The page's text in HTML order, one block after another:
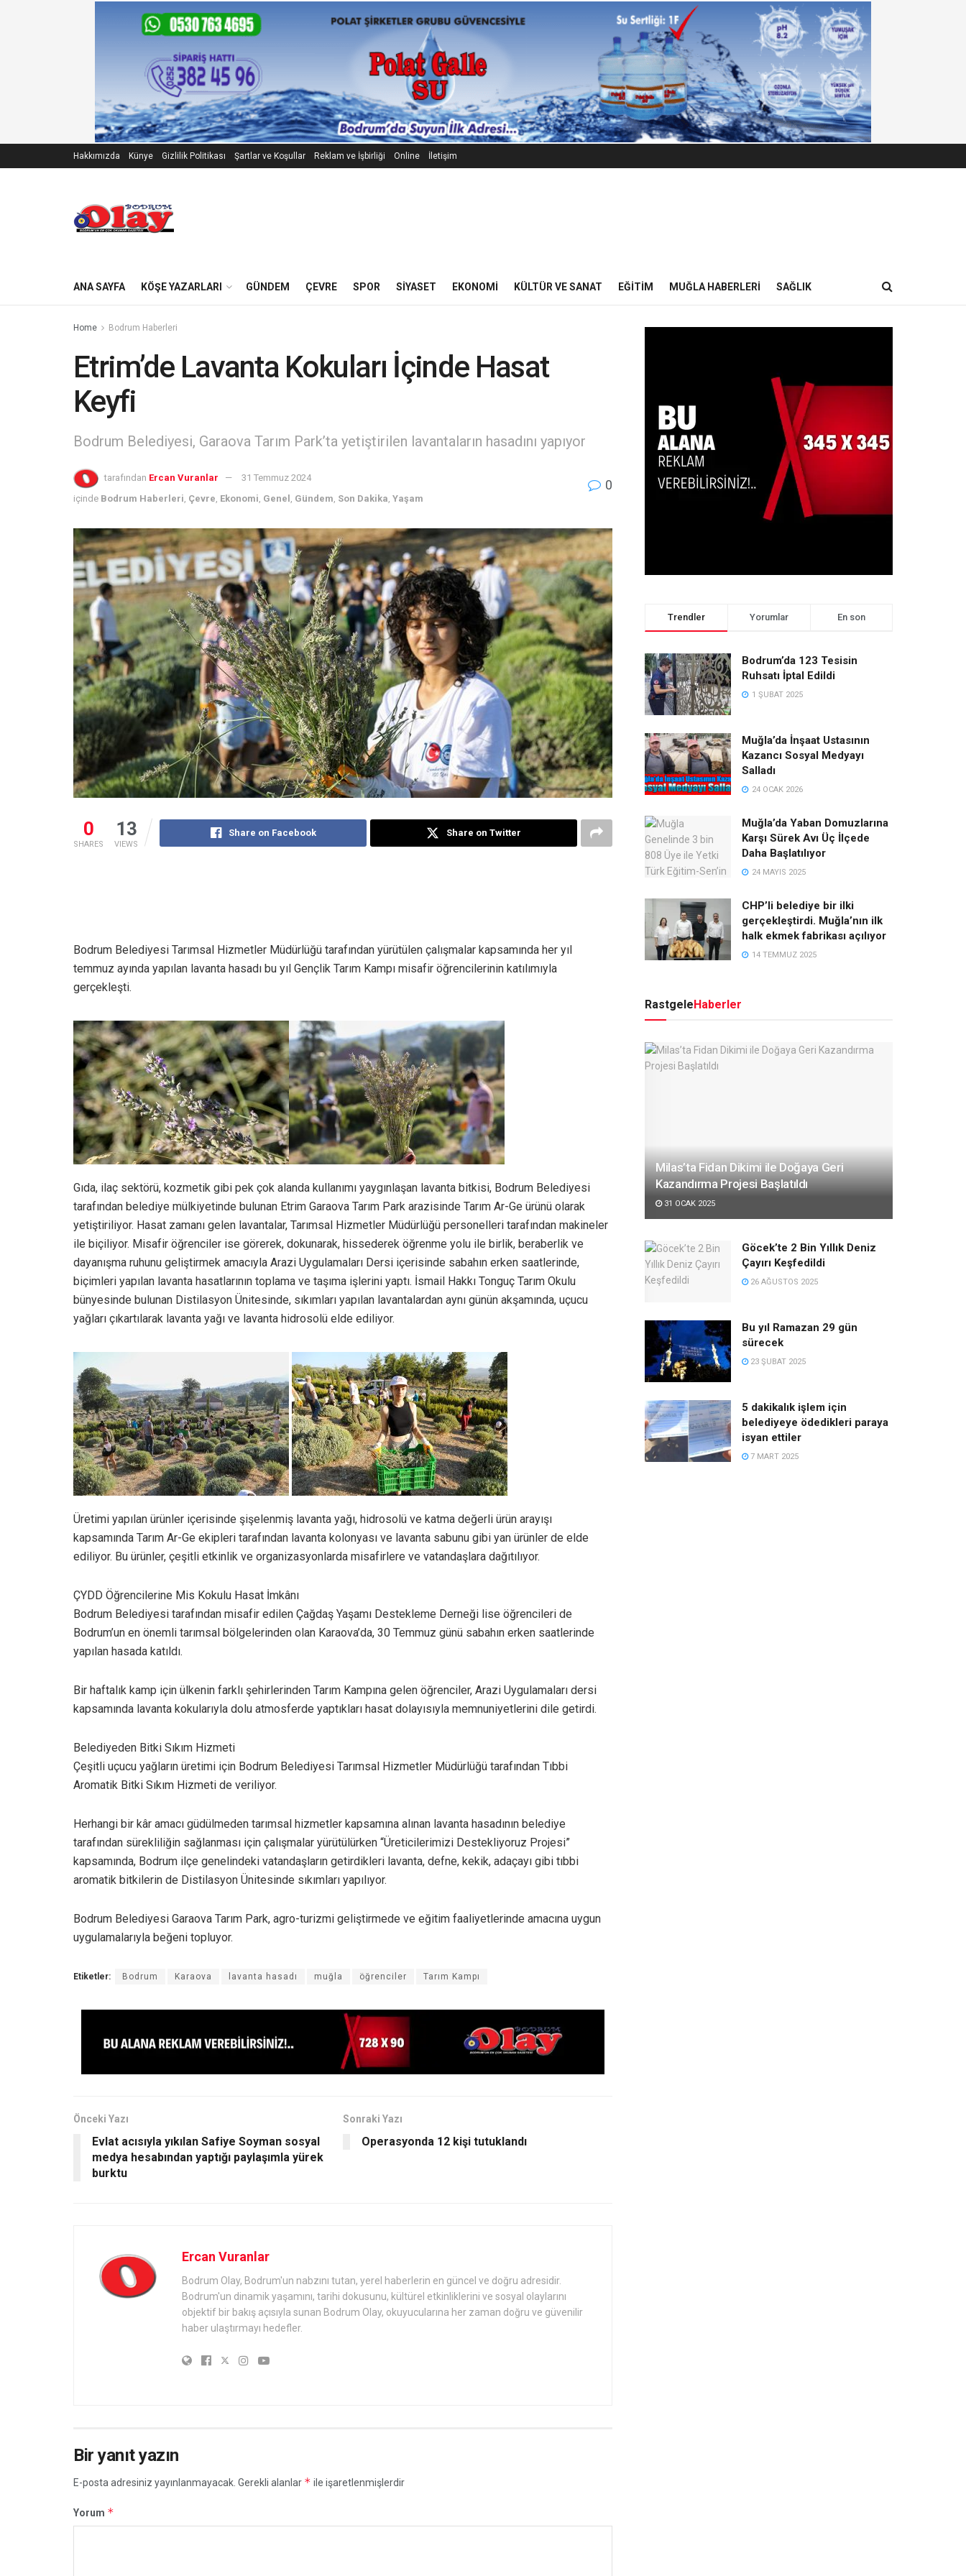
Hakkımızda Künye Gizlilik Politikası Şartlar ve Koşullar Reklam ve İşbirliği Online İletişim
ANA SAYFA KÖŞE YAZARLARI GÜNDEM ÇEVRE SPOR SIYASET EKONOMI KÜLTÜR VE SANAT EĞITIM MUĞLA HABERLERI SAĞLIK
Home Bodrum Haberleri
Etrim’de Lavanta Kokuları İçinde Hasat
Keyfi
Bodrum Belediyesi, Garaova Tarım Park’ta yetiştirilen lavantaların hasadını yapıyor
tarafından Ercan Vuranlar
31 Temmuz 2024
içinde Bodrum Haberleri Çevre Ekonomi Genel Gündem Son Dakika Yaşam
0
0
SHARES
13
VIEWS
Share on Facebook Share on Twitter
Bodrum Belediyesi Tarımsal Hizmetler Müdürlüğü tarafından yürütülen çalışmalar kapsamında her yıl
temmuz ayında yapılan lavanta hasadı bu yıl Gençlik Tarım Kampı misafir öğrencilerinin katılımıyla
gerçekleşti.
Gıda, ilaç sektörü, kozmetik gibi pek çok alanda kullanımı yaygınlaşan lavanta bitkisi, Bodrum Belediyesi
tarafından belediye mülkiyetinde bulunan Etrim Garaova Tarım Park arazisinde Tarım Ar-Ge ürünü olarak
yetiştiriliyor. Hasat zamanı gelen lavantalar, Tarımsal Hizmetler Müdürlüğü personelleri tarafından makineler
ile biçiliyor. Misafir öğrenciler ise görerek, dokunarak, hissederek öğrenme yolu ile birlik, beraberlik ve
dayanışma ruhunu geliştirmek amacıyla Arazi Uygulamaları Dersi içerisinde sabahın erken saatlerinde,
biçimleri yapılan lavanta hasatlarının toplama ve taşıma işlerini yaptı. İsmail Hakkı Tonguç Tarım Okulu
bünyesinde bulunan Distilasyon Ünitesinde, sıkımları yapılan lavantalardan aynı günün akşamında, uçucu
yağları çıkartılarak lavanta yağı ve lavanta hidrosolü elde ediliyor.
Üretimi yapılan ürünler içerisinde şişelenmiş lavanta yağı, hidrosolü ve katma değerli ürün arayışı
kapsamında Tarım Ar-Ge ekipleri tarafından lavanta kolonyası ve lavanta sabunu gibi yan ürünler de elde
ediliyor. Bu ürünler, çeşitli etkinlik ve organizasyonlarda misafirlere ve vatandaşlara dağıtılıyor.
ÇYDD Öğrencilerine Mis Kokulu Hasat İmkânı
Bodrum Belediyesi tarafından misafir edilen Çağdaş Yaşamı Destekleme Derneği lise öğrencileri de
Bodrum’un en önemli tarımsal bölgelerinden olan Karaova’da, 30 Temmuz günü sabahın erken saatlerinde
yapılan hasada katıldı.
Bir haftalık kamp için ülkenin farklı şehirlerinden Tarım Kampına gelen öğrenciler, Arazi Uygulamaları dersi
kapsamında lavanta kokularıyla dolu atmosferde yaptıkları hasat dolayısıyla memnuniyetlerini dile getirdi.
Belediyeden Bitki Sıkım Hizmeti
Çeşitli uçucu yağların üretimi için Bodrum Belediyesi Tarımsal Hizmetler Müdürlüğü tarafından Tıbbi
Aromatik Bitki Sıkım Hizmeti de veriliyor.
Herhangi bir kâr amacı güdülmeden tarımsal hizmetler kapsamına alınan lavanta hasadının belediye
tarafından sürekliliğin sağlanması için çalışmalar yürütülürken “Üreticilerimizi Destekliyoruz Projesi”
kapsamında, Bodrum ilçe genelindeki vatandaşların getirdikleri lavanta, defne, kekik, adaçayı gibi tıbbi
aromatik bitkilerin de Distilasyon Ünitesinde sıkımları yapılıyor.
Bodrum Belediyesi Garaova Tarım Park, agro-turizmi geliştirmede ve eğitim faaliyetlerinde amacına uygun
uygulamalarıyla beğeni topluyor.
Etiketler: Bodrum Karaova lavanta hasadı muğla öğrenciler Tarım Kampı
Önceki Yazı
Evlat acısıyla yıkılan Safiye Soyman sosyal
medya hesabından yaptığı paylaşımla yürek
burktu
Sonraki Yazı
Operasyonda 12 kişi tutuklandı
Ercan Vuranlar
Bodrum Olay, Bodrum'un nabzını tutan, yerel haberlerin en güncel ve doğru adresidir.
Bodrum'un dinamik yaşamını, tarihi dokusunu, kültürel etkinliklerini ve sosyal olaylarını
objektif bir bakış açısıyla sunan Bodrum Olay, okuyucularına her zaman doğru ve güvenilir
haber ulaştırmayı hedefler.
Bir yanıt yazın
E-posta adresiniz yayınlanmayacak. Gerekli alanlar * ile işaretlenmişlerdir
Yorum *
Trendler Yorumlar En son
Bodrum’da 123 Tesisin
Ruhsatı İptal Edildi
1 ŞUBAT 2025
Muğla’da İnşaat Ustasının
Kazancı Sosyal Medyayı
Salladı
24 OCAK 2026
Muğla’da Yaban Domuzlarına
Karşı Sürek Avı Üç İlçede
Daha Başlatılıyor
24 MAYIS 2025
CHP’li belediye bir ilki
gerçekleştirdi. Muğla’nın ilk
halk ekmek fabrikası açılıyor
14 TEMMUZ 2025
RastgeleHaberler
Milas’ta Fidan Dikimi ile Doğaya Geri
Kazandırma Projesi Başlatıldı
31 OCAK 2025
Göcek’te 2 Bin Yıllık Deniz
Çayırı Keşfedildi
26 AĞUSTOS 2025
Bu yıl Ramazan 29 gün
sürecek
23 ŞUBAT 2025
5 dakikalık işlem için
belediyeye ödedikleri paraya
isyan ettiler
7 MART 2025